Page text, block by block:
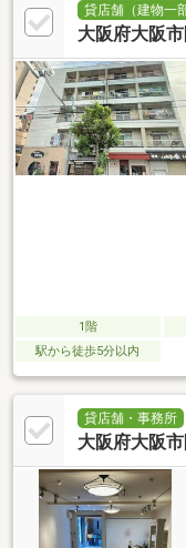
貸店舗（建物一部
大阪府大阪
1階
駅から徒歩5分以内
貸店舗・事務所
大阪府大阪